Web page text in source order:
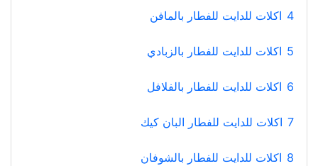
4 اكلات للدايت للفطار بالمافن
5 اكلات للدايت للفطار بالزبادي
6 اكلات للدايت للفطار بالفلافل
7 اكلات للدايت للفطار البان كيك
8 اكلات للدايت للفطار بالشوفان